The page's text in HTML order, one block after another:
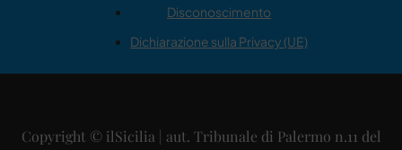
Disconoscimento
Dichiarazione sulla Privacy (UE)
Copyright © ilSicilia | aut. Tribunale di Palermo n.11 del